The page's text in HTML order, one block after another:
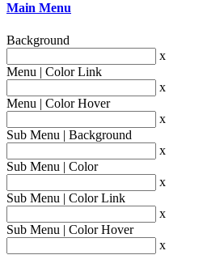
Main Menu
Background
x
Menu | Color Link
x
Menu | Color Hover
x
Sub Menu | Background
x
Sub Menu | Color
x
Sub Menu | Color Link
x
Sub Menu | Color Hover
x